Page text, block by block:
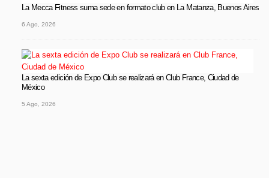
La Mecca Fitness suma sede en formato club en La Matanza, Buenos Aires
6 Ago, 2026
La sexta edición de Expo Club se realizará en Club France, Ciudad de
México
5 Ago, 2026